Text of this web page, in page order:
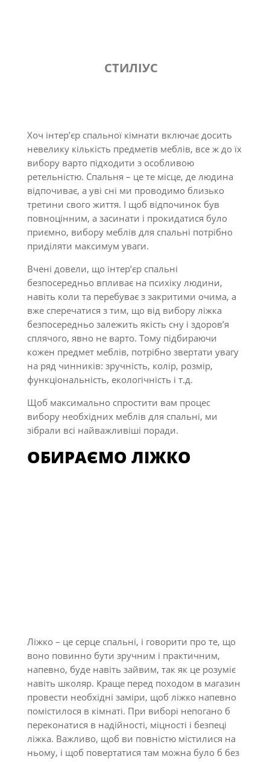
СТИЛІУС
Хоч інтер’єр спальної кімнати включає досить
невелику кількість предметів меблів, все ж до їх
вибору варто підходити з особливою
ретельністю. Спальня – це те місце, де людина
відпочиває, а уві сні ми проводимо близько
третини свого життя. І щоб відпочинок був
повноцінним, а засинати і прокидатися було
приємно, вибору меблів для спальні потрібно
приділяти максимум уваги.
Вчені довели, що інтер’єр спальні
безпосередньо впливає на психіку людини,
навіть коли та перебуває з закритими очима, а
вже сперечатися з тим, що від вибору ліжка
безпосередньо залежить якість сну і здоров’я
сплячого, явно не варто. Тому підбираючи
кожен предмет меблів, потрібно звертати увагу
на ряд чинників: зручність, колір, розмір,
функціональність, екологічність і т.д.
Щоб максимально спростити вам процес
вибору необхідних меблів для спальні, ми
зібрали всі найважливіші поради.
ОБИРАЄМО ЛІЖКО
Ліжко – це серце спальні, і говорити про те, що
воно повинно бути зручним і практичним,
напевно, буде навіть зайвим, так як це розуміє
навіть школяр. Краще перед походом в магазин
провести необхідні заміри, щоб ліжко напевно
помістилося в кімнаті. При виборі непогано б
переконатися в надійності, міцності і безпеці
ліжка. Важливо, щоб ви повністю містилися на
ньому, і щоб повертатися там можна було б без